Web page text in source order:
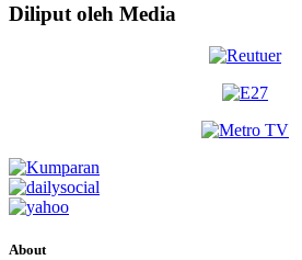
Diliput oleh Media
About